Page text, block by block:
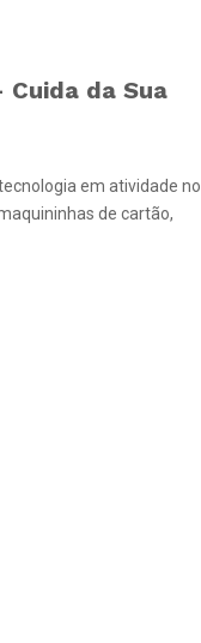
Cuida da Sua
em atividade no
de cartão,